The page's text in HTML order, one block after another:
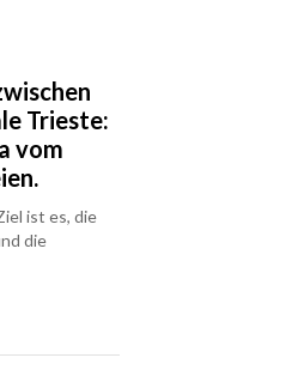
Trieste:
vom
ist es, die
die